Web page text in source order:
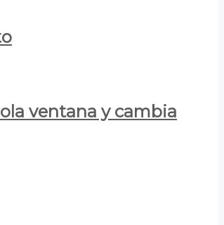
ventana y cambia